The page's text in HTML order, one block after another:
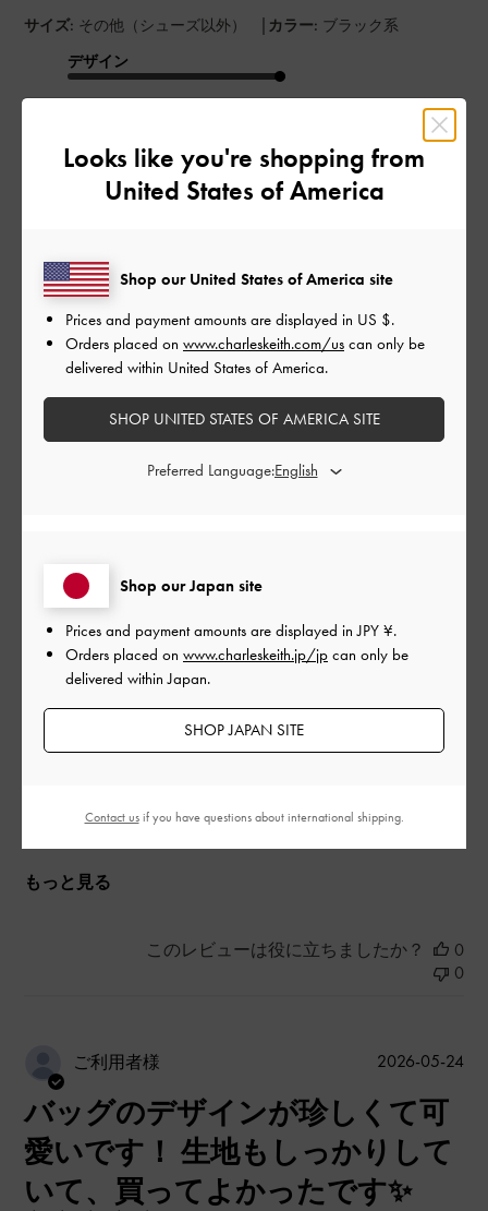
サイズ: その他（シューズ以外） | カラー: ブラック系
デザイン
品質
とてもよかった
もっと見る
このレビューは役に立ちましたか？
ご利用者様
I like so much
Soft , classic & amazing 🤩
サイズ: その他（シューズ以外） |カラー: ブラック系
デザイン
よかった
よかった
もっと見る
2026-05-26
このレビューは役に立ちましたか？
0
0
ご利用者様
バッグのデザインが珍しくて可
愛いです！ 生地もしっかりして
いて、買ってよかったです✨
公
2026-05-24
Looks like you're shopping from
United States of America
Shop our Japan site
Prices and payment amounts are displayed inJPY ¥.
Orders placed on www.charleskeith.jp/jp can only be
delivered within Japan.
SHOP JAPAN SITE
Shop our United States of America site
Prices and payment amounts are displayed in US $.
Orders placed on www.charleskeith.com/us can only be
delivered within United States of America.
SHOP UNITED STATES OF AMERICA SITE
Preferred Language:
Contact usif you have questions about international shipping.